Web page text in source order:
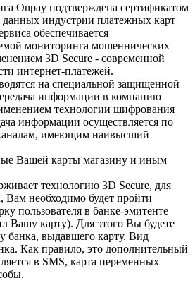
Onpay подтверждена сертификатом
данных индустрии платежных карт
обеспечивается
мониторинга мошеннических
3D Secure - современной
интернет-платежей.
на специальной защищенной
информации в компанию
технологии шифрования
информации осуществляется по
имеющим наивысший
Вашей карты магазину и иным
технологию 3D Secure, для
Вам необходимо будет пройти
пользователя в банке-эмитенте
Вашу карту). Для этого Вы будете
банка, выдавшего карту. Вид
Как правило, это дополнительный
в SMS, карта переменных